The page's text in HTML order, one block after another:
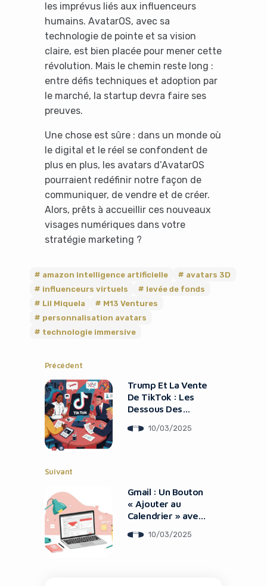
les imprévus liés aux influenceurs
humains. AvatarOS, avec sa
technologie de pointe et sa vision
claire, est bien placée pour mener cette
révolution. Mais le chemin reste long :
entre défis techniques et adoption par
le marché, la startup devra faire ses
preuves.
Une chose est sûre : dans un monde où
le digital et le réel se confondent de
plus en plus, les avatars d’AvatarOS
pourraient redéfinir notre façon de
communiquer, de vendre et de créer.
Alors, prêts à accueillir ces nouveaux
visages numériques dans votre
stratégie marketing ?
amazon intelligence artificielle
avatars 3D
influenceurs virtuels
levée de fonds
Lil Miquela
M13 Ventures
personnalisation avatars
technologie immersive
Précédent
Trump Et La Vente
De TikTok : Les
Dessous Des
10/03/2025
Suivant
Gmail : Un Bouton
« Ajouter au
Calendrier » avec
10/03/2025